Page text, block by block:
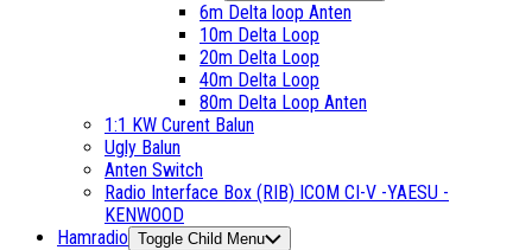
6m Delta loop Anten
10m Delta Loop
20m Delta Loop
40m Delta Loop
80m Delta Loop Anten
1:1 KW Curent Balun
Ugly Balun
Anten Switch
Radio Interface Box (RIB) ICOM CI-V -YAESU -
KENWOOD
Hamradio Toggle Child Menu